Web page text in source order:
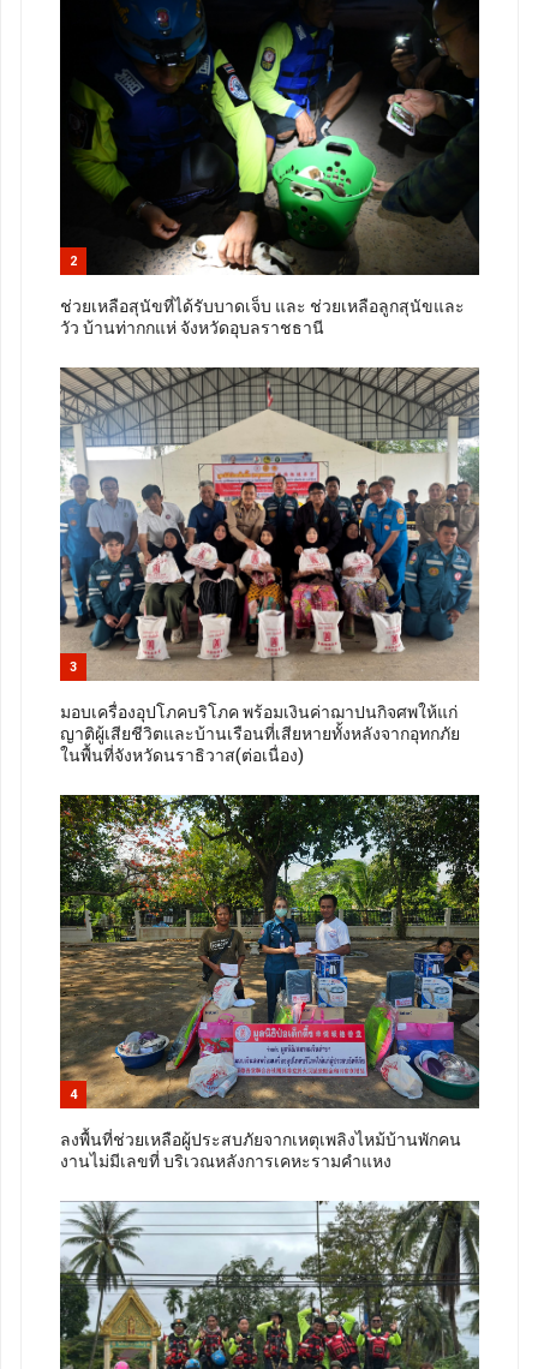
2
ช่วยเหลือสุนัขที่ได้รับบาดเจ็บ และ ช่วยเหลือลูกสุนัขและ
วัว บ้านท่ากกแห่ จังหวัดอุบลราชธานี
3
มอบเครื่องอุปโภคบริโภค พร้อมเงินค่าฌาปนกิจศพให้แก่
ญาติผู้เสียชีวิตและบ้านเรือนที่เสียหายทั้งหลังจากอุทกภัย
ในพื้นที่จังหวัดนราธิวาส(ต่อเนื่อง)
4
ลงพื้นที่ช่วยเหลือผู้ประสบภัยจากเหตุเพลิงไหม้บ้านพักคน
งานไม่มีเลขที่ บริเวณหลังการเคหะรามคำแหง